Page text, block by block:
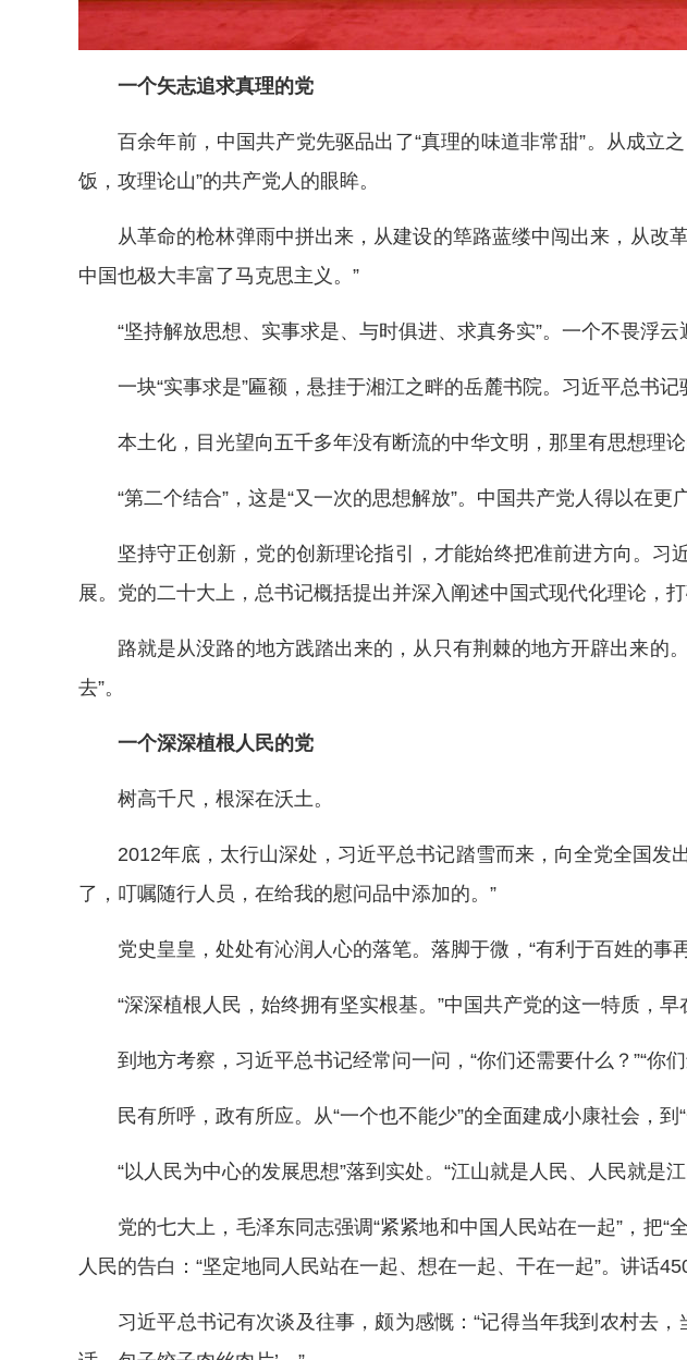
一个矢志追求真理的党
百余年前，中国共产党先驱品出了“真理的味道非常甜”。从成立
饭，攻理论山”的共产党人的眼眸。
从革命的枪林弹雨中拼出来，从建设的筚路蓝缕中闯出来，从
中国也极大丰富了马克思主义。”
“坚持解放思想、实事求是、与时俱进、求真务实”。一个不畏浮
一块“实事求是”匾额，悬挂于湘江之畔的岳麓书院。习近平总书
本土化，目光望向五千多年没有断流的中华文明，那里有思想理
“第二个结合”，这是“又一次的思想解放”。中国共产党人得以在更
坚持守正创新，党的创新理论指引，才能始终把准前进方向。
展。党的二十大上，总书记概括提出并深入阐述中国式现代化理论，
路就是从没路的地方践踏出来的，从只有荆棘的地方开辟出来的
去”。
一个深深植根人民的党
树高千尺，根深在沃土。
2012年底，太行山深处，习近平总书记踏雪而来，向全党全国发
了，叮嘱随行人员，在给我的慰问品中添加的。”
党史皇皇，处处有沁润人心的落笔。落脚于微，“有利于百姓的事
“深深植根人民，始终拥有坚实根基。”中国共产党的这一特质，
到地方考察，习近平总书记经常问一问，“你们还需要什么？”“你
民有所呼，政有所应。从“一个也不能少”的全面建成小康社会，
“以人民为中心的发展思想”落到实处。“江山就是人民、人民就是
党的七大上，毛泽东同志强调“紧紧地和中国人民站在一起”，把
人民的告白：“坚定地同人民站在一起、想在一起、干在一起”。讲话
习近平总书记有次谈及往事，颇为感慨：“记得当年我到农村去